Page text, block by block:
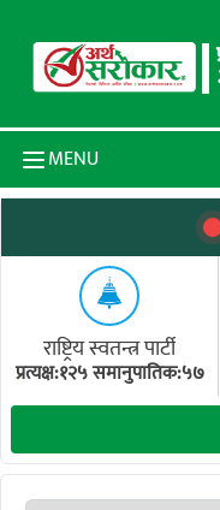
MENU
राष्ट्रिय स्वतन्त्र पार्टी
प्रत्यक्ष:१२५ समानुपातिक:५७